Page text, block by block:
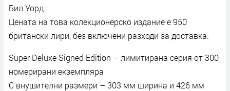
Бил Уорд.
Цената на това колекционерско издание е 950
британски лири, без включени разходи за доставка.
Super Deluxe Signed Edition – лимитирана серия от 300
номерирани екземпляра
С внушителни размери – 303 мм ширина и 426 мм